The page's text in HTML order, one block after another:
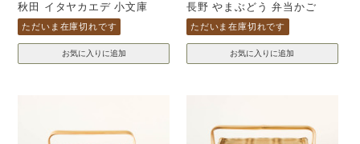
秋田 イタヤカエデ 小文庫
ただいま在庫切れです
長野 やまぶどう 弁当かご
ただいま在庫切れです